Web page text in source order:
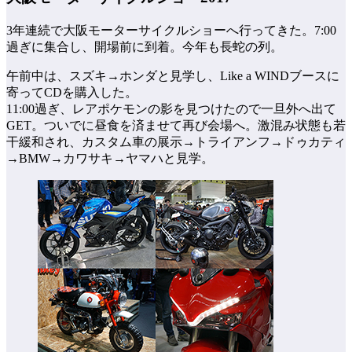
3年連続で大阪モーターサイクルショーへ行ってきた。7:00
過ぎに集合し、開場前に到着。今年も長蛇の列。
午前中は、スズキ→ホンダと見学し、Like a WINDブースに
寄ってCDを購入した。
11:00過ぎ、レアポケモンの影を見つけたので一旦外へ出て
GET。ついでに昼食を済ませて再び会場へ。激混み状態も若
干緩和され、カスタム車の展示→トライアンフ→ドゥカティ
→BMW→カワサキ→ヤマハと見学。